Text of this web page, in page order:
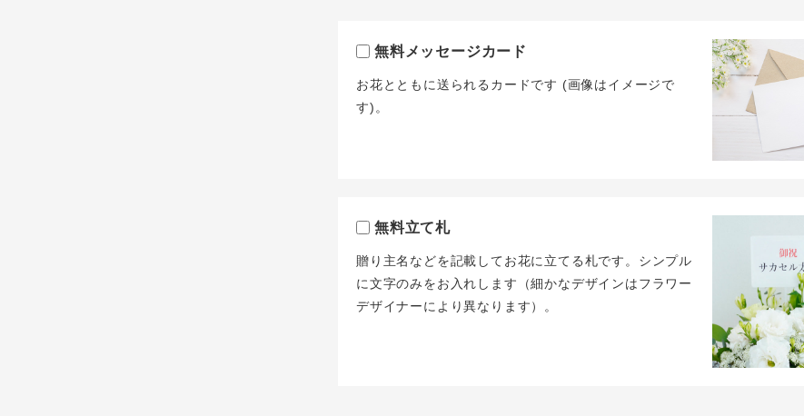
無料メッセージカード
お花とともに送られるカードです (画像はイメージで
す)。
無料立て札
贈り主名などを記載してお花に立てる札です。シンプル
に文字のみをお入れします（細かなデザインはフラワー
デザイナーにより異なります）。